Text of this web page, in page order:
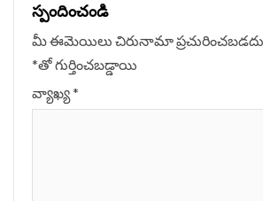
స్పందించండి
మీ ఈమెయిలు చిరునామా
*‌తో గుర్తించబడ్డాయి
వ్యాఖ్య*